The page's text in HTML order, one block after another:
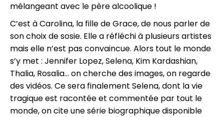
mélangeant avec le père alcoolique !
C’est à Carolina, la fille de Grace, de nous parler de
son choix de sosie. Elle a réfléchi à plusieurs artistes
mais elle n’est pas convaincue. Alors tout le monde
s’y met : Jennifer Lopez, Selena, Kim Kardashian,
Thalia, Rosalia... on cherche des images, on regarde
des vidéos. Ce sera finalement Selena, dont la vie
tragique est racontée et commentée par tout le
monde, on cite une série biographique disponible